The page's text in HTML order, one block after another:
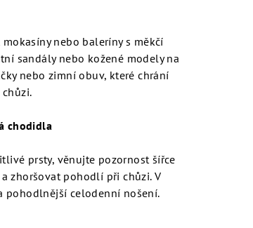
nebo baleríny s měkčí
sandály nebo kožené modely na
nebo zimní obuv, které chrání
chodidla
prsty, věnujte pozornost šířce
zhoršovat pohodlí při chůzi. V
pohodlnější celodenní nošení.